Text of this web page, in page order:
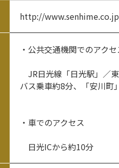
http://
・公共交通機関でのアクセ
JR日光線「日光駅」／
バス乗車約8分、「安川町
・車でのアクセス
日光ICから約10分